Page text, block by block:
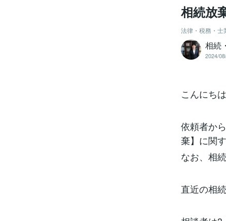
相続放
法律・税務・士
相続
2024/
こんにち
依頼者か
棄】に関
なお、相
直近の相